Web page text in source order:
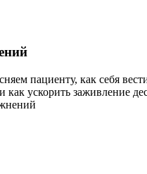
пациенту, как себя
как ускорить заживление